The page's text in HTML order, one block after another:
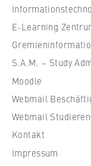
l
e
f
i
r
t
c
E-Learning
S.A.M. – Study
Moodle
Webmail
Webmail
Kontakt
Impressum